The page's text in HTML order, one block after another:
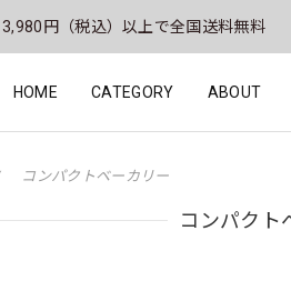
3,980円（税込）以上で全国送料無料
HOME CATEGORY ABOUT
コンパクトベーカリー
コンパクト